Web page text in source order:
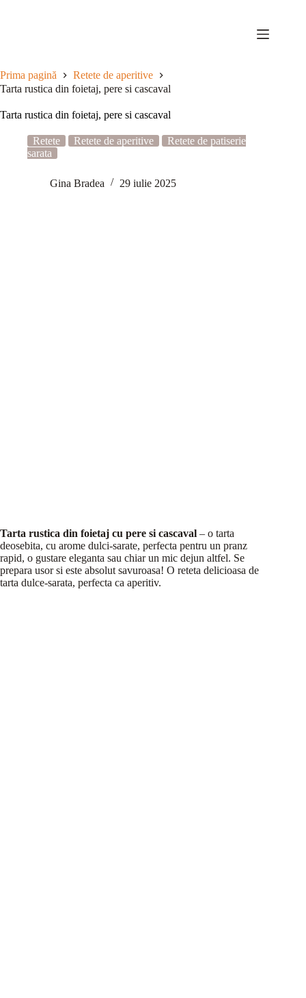
Prima pagină
Retete de aperitive
Tarta rustica din foietaj, pere si cascaval
Tarta rustica din foietaj, pere si cascaval
Retete Retete de aperitive
Retete de patiserie
sarata
Gina Bradea 29 iulie 2025
Tarta rustica din foietaj cu pere si cascaval – o tarta
deosebita, cu arome dulci-sarate, perfecta pentru un pranz
rapid, o gustare eleganta sau chiar un mic dejun altfel. Se
prepara usor si este absolut savuroasa! O reteta delicioasa de
tarta dulce-sarata, perfecta ca aperitiv.